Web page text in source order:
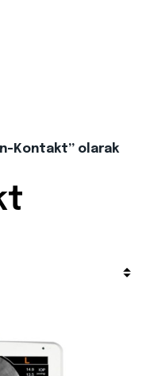
Kontakt” olarak